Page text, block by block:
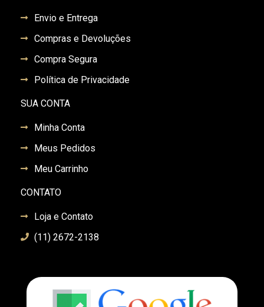
Envio e Entrega
Compras e Devoluções
Compra Segura
Política de Privacidade
SUA CONTA
Minha Conta
Meus Pedidos
Meu Carrinho
CONTATO
Loja e Contato
(11) 2672-2138